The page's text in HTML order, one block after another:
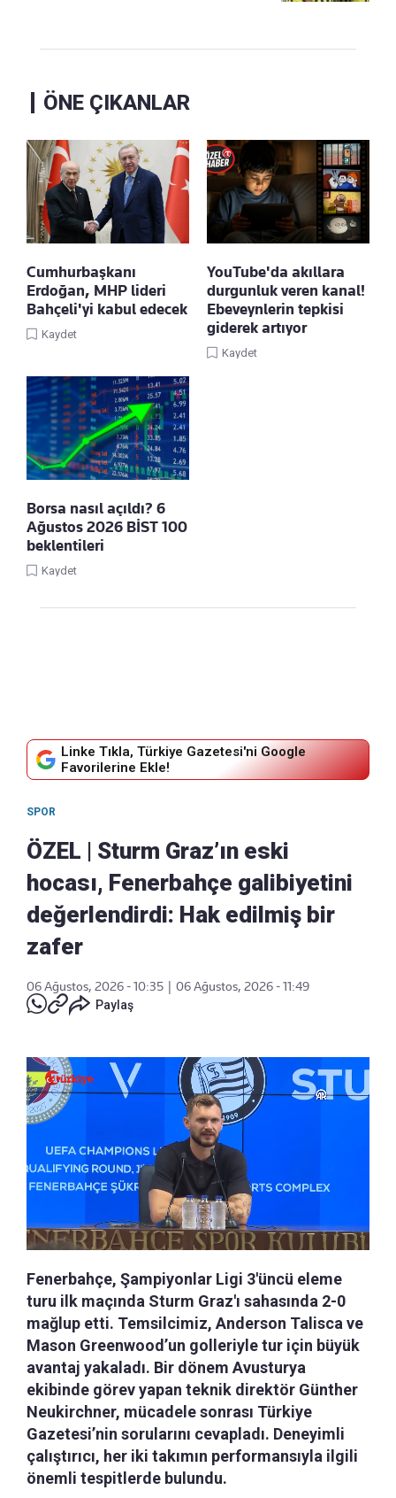
ÖNE ÇIKANLAR
Cumhurbaşkanı
Erdoğan, MHP lideri
Bahçeli'yi kabul edecek
Kaydet
YouTube'da akıllara
durgunluk veren kanal!
Ebeveynlerin tepkisi
giderek artıyor
Kaydet
Borsa nasıl açıldı? 6
Ağustos 2026 BİST 100
beklentileri
Kaydet
Linke Tıkla, Türkiye Gazetesi'ni Google
Favorilerine Ekle!
SPOR
ÖZEL | Sturm Graz’ın eski
hocası, Fenerbahçe galibiyetini
değerlendirdi: Hak edilmiş bir
zafer
06 Ağustos, 2026 - 10:35
06 Ağustos, 2026 - 11:49
Paylaş
Fenerbahçe, Şampiyonlar Ligi 3'üncü eleme
turu ilk maçında Sturm Graz'ı sahasında 2-0
mağlup etti. Temsilcimiz, Anderson Talisca ve
Mason Greenwood’un golleriyle tur için büyük
avantaj yakaladı. Bir dönem Avusturya
ekibinde görev yapan teknik direktör Günther
Neukirchner, mücadele sonrası Türkiye
Gazetesi’nin sorularını cevapladı. Deneyimli
çalıştırıcı, her iki takımın performansıyla ilgili
önemli tespitlerde bulundu.